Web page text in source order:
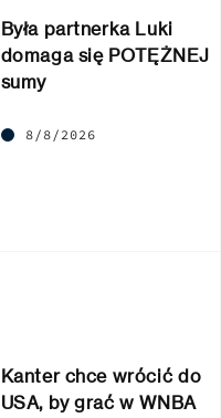
Była partnerka Luki
domaga się POTĘŻNEJ
sumy
8/8/2026
Kanter chce wrócić do
USA, by grać w WNBA